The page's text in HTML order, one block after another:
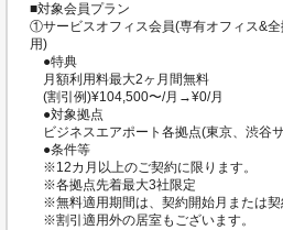
■対象会員プラン
①サービスオフィス会員(専有オフィス&全
用)
●特典
月額利用料最大2ヶ月間無料
(割引例)¥104,500〜/月→¥0/月
●対象拠点
ビジネスエアポート各拠点(東京、渋谷
●条件等
※12カ月以上のご契約に限ります。
※各拠点先着最大3社限定
※無料適用期間は、契約開始月または契
※割引適用外の居室もございます。